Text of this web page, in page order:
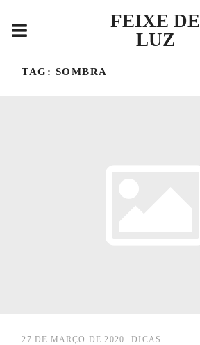
FEIXE DE
LUZ
TAG: SOMBRA
27 DE MARÇO DE 2020 DICAS